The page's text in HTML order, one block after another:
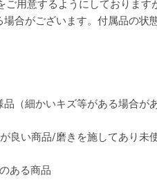
ご用意するようにしております
合がございます。付属品の状
細かいキズ等がある場合があ
い商品/磨きを施してあり未
ある商品